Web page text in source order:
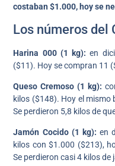
costaban $1.000, hoy se
Los números del
Harina 000 (1 kg): en
($11). Hoy se compran 11
Queso Cremoso (1 kg):
kilos ($148). Hoy el
Se perdieron 5,8 kilos de
Jamón Cocido (1 kg): en
kilos con $1.000 ($213),
Se perdieron casi 4 kilos de